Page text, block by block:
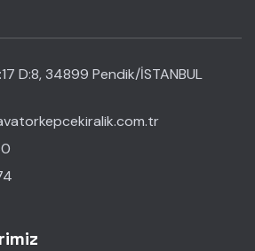
D:8, 34899 Pendik/İSTANBUL